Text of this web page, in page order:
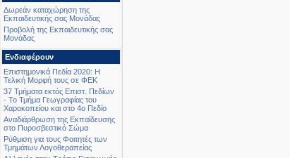
Δωρεάν καταχώρηση της
Εκπαιδευτικής σας Μονάδας
Προβολή της Εκπαιδευτικής σας
Μονάδας
Ενδιαφέρουν
Επιστημονικά Πεδία 2020: Η
Τελική Μορφή τους σε ΦΕΚ
37 Τμήματα εκτός Επιστ. Πεδίων
- Το Τμήμα Γεωγραφίας του
Χαροκοπείου και στο 4ο Πεδίο
Αναδιάρθρωση της Εκπαίδευσης
στο Πυροσβεστικό Σώμα
Ρύθμιση για τους Φοιτητές των
Τμημάτων Λογοθεραπείας